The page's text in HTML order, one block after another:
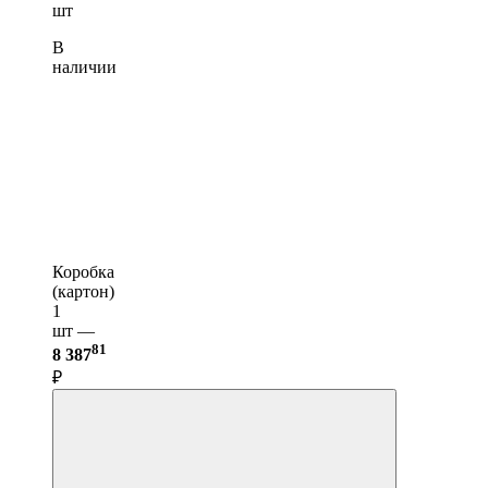
шт
В
наличии
Коробка
(картон)
1
шт —
8 38781
₽